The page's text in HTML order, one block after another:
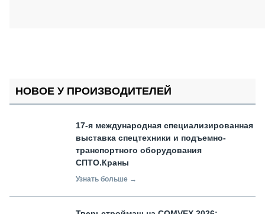
НОВОЕ У ПРОИЗВОДИТЕЛЕЙ
17-я международная специализированная
выставка спецтехники и подъемно-
транспортного оборудования
СПТО.Краны
Узнать больше →